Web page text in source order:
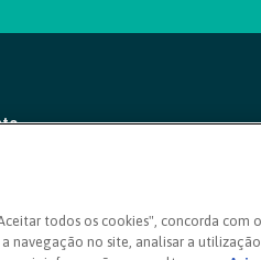
todos os cookies", concorda com
navegação no site, analisar a